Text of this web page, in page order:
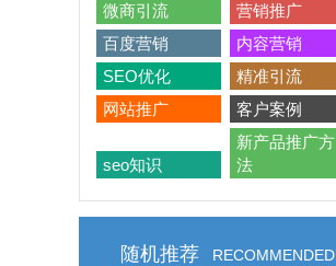
微商引流
营销推广
百度营销
内容营销
SEO优化
精准引流
网站推广
客户案例
seo知识
新产品推广方
法
随机推荐 RECOMMENDED